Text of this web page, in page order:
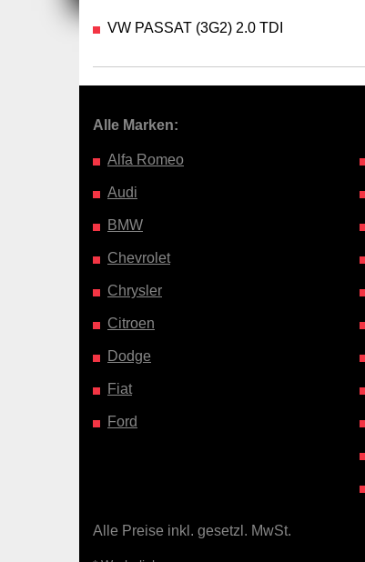
VW PASSAT (3G2) 2.0 TDI
Alle Marken:
Alfa Romeo
Audi
BMW
Chevrolet
Chrysler
Citroen
Dodge
Fiat
Ford
Alle Preise inkl. gesetzl. MwSt.